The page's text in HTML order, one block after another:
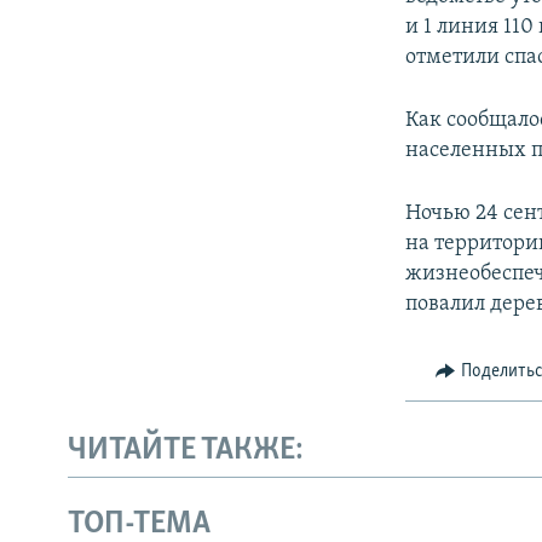
и 1 линия
отметили
Как
населенных
Ночью 24
на
повалил
ЧИТАЙТЕ ТАКЖЕ:
ТОП-ТЕМА